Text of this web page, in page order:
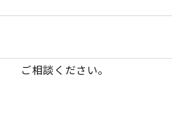
ご相談ください。